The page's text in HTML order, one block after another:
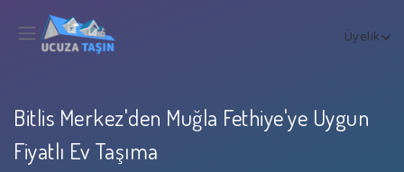
Üyelik
Bitlis Merkez'den Muğla Fethiye'ye Uygun
Fiyatlı Ev Taşıma